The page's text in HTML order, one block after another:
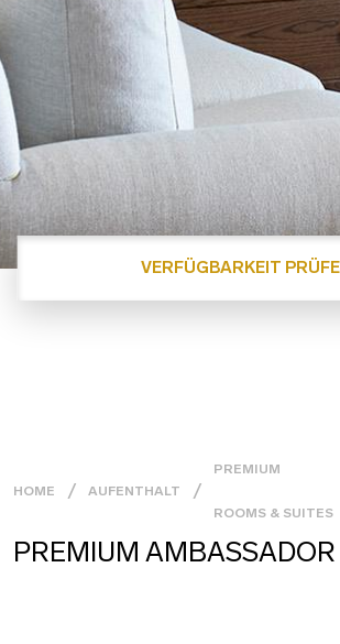
VERFÜGBARKEIT
HOME AUFENTHALT
PREMIUM
ROOMS & SUITES
PREMIUM AMBASSADOR